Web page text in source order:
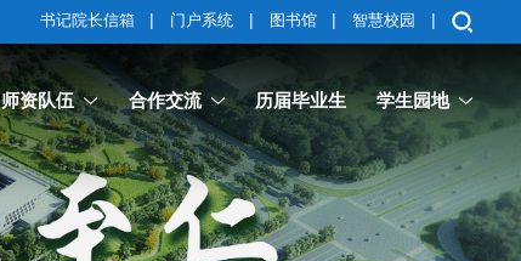
书记院长信箱 | 门户系统 | 图书馆 | 智慧校园 |
师资队伍 合作交流 历届毕业生 学生园地